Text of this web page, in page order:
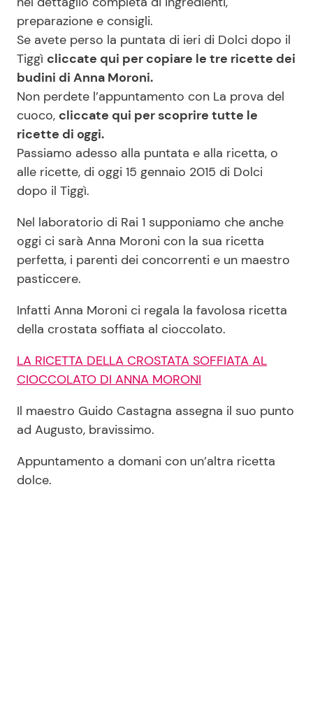
Contattaci
Pubblicità
Privacy Policy
preparazione e consigli.
Se avete perso la puntata di ieri di Dolci dopo il
Tiggì cliccate qui per copiare le tre ricette dei
budini di Anna Moroni.
Non perdete l’appuntamento con La prova del
cuoco, cliccate qui per scoprire tutte le
ricette di oggi.
Passiamo adesso alla puntata e alla ricetta, o
alle ricette, di oggi 15 gennaio 2015 di Dolci
dopo il Tiggì.
Nel laboratorio di Rai 1 supponiamo che anche
oggi ci sarà Anna Moroni con la sua ricetta
perfetta, i parenti dei concorrenti e un maestro
pasticcere.
Infatti Anna Moroni ci regala la favolosa ricetta
della crostata soffiata al cioccolato.
LA RICETTA DELLA CROSTATA SOFFIATA AL
CIOCCOLATO DI ANNA MORONI
Il maestro Guido Castagna assegna il suo punto
ad Augusto, bravissimo.
Appuntamento a domani con un’altra ricetta
dolce.